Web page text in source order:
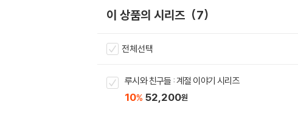
이 상품의 시리즈 7
전체선택
루시와 친구들 : 계절 이야기 시리즈
10% 52,200원